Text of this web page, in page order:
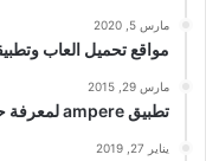
مارس 5, 2020
مواقع تحميل العاب
مارس 29, 2015
تطبيق ampere لمعرفة حالة البطارية و سرعة الشحن
يناير 27, 2019